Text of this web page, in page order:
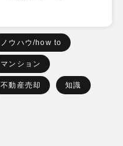
ノウハウ/how to
マンション
不動産売却 知識